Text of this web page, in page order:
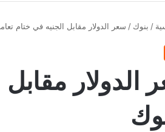
/ بنوك / سعر الدولار مقابل الجنيه في ختام
الدولار